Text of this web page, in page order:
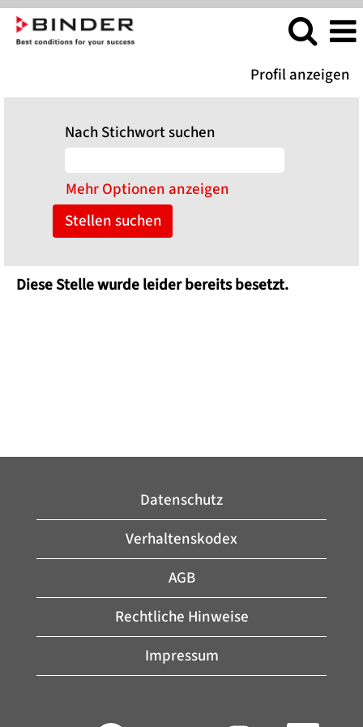
Profil anzeigen
Nach Stichwort suchen
Mehr Optionen anzeigen
Diese Stelle wurde leider bereits besetzt.
Datenschutz
Verhaltenskodex
AGB
Rechtliche Hinweise
Impressum